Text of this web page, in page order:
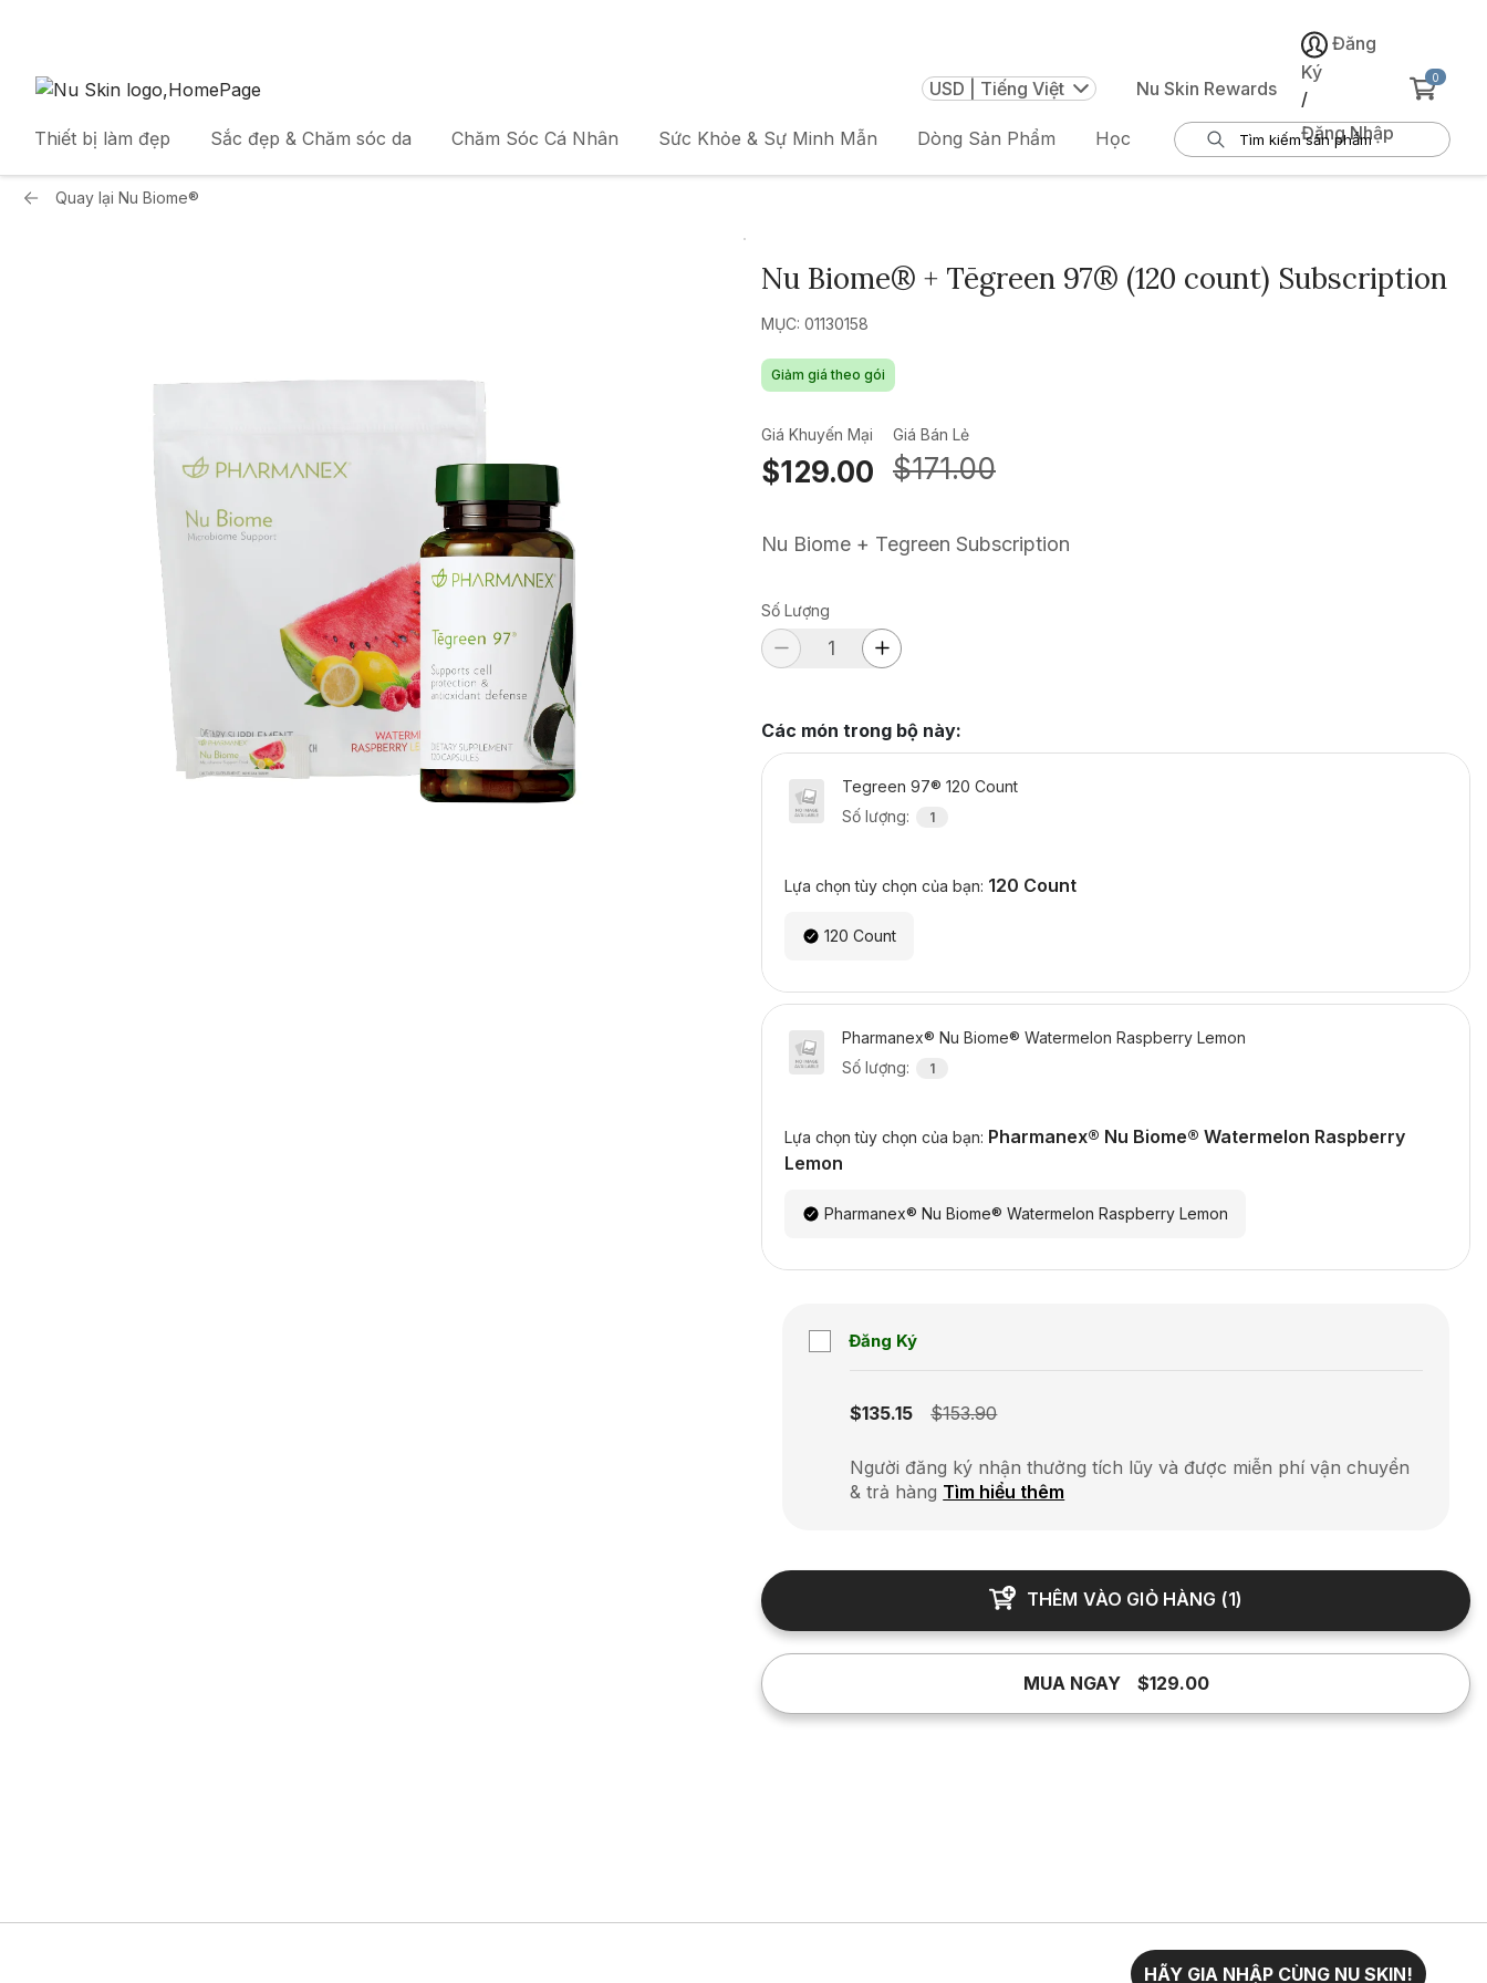
USD | Tiếng Việt Nu Skin Rewards
Đăng
Ký
/
Đăng Nhập
0
Thiết bị làm đẹp Sắc đẹp & Chăm sóc da Chăm Sóc Cá Nhân Sức Khỏe & Sự Minh Mẫn Dòng Sản Phẩm Học
Quay lại Nu Biome®
Nu Biome® + Tēgreen 97® (120 count) Subscription
MỤC: 01130158
Giảm giá theo gói
Giá Khuyến Mại
$129.00
Giá Bán Lẻ
$171.00
Nu Biome + Tegreen Subscription
Số Lượng
Các món trong bộ này:
Tegreen 97® 120 Count
Số lượng: 1
Lựa chọn tùy chọn của bạn: 120 Count
120 Count
Pharmanex® Nu Biome® Watermelon Raspberry Lemon
Số lượng: 1
Lựa chọn tùy chọn của bạn: Pharmanex® Nu Biome® Watermelon Raspberry
Lemon
Pharmanex® Nu Biome® Watermelon Raspberry Lemon
Đăng Ký
$135.15
$153.90
Người đăng ký nhận thưởng tích lũy và được miễn phí vận chuyển
& trả hàng Tìm hiểu thêm
THÊM VÀO GIỎ HÀNG (1)
MUA NGAY $129.00
HÃY GIA NHẬP CÙNG NU SKIN!